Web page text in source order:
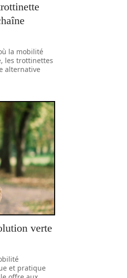
la mobilité
les trottinettes
alternative
verte
et pratique